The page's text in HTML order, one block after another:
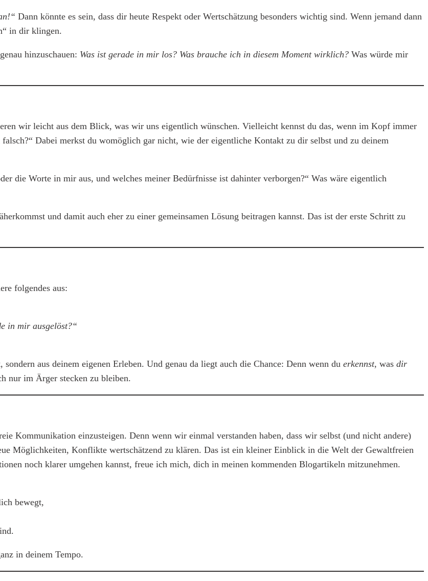
Dann könnte es sein, dass dir heute Respekt oder Wertschätzung besonders wichtig sind. Wenn jemand dann
in dir klingen.
hinzuschauen: Was ist gerade in mir los? Was brauche ich in diesem Moment wirklich? Was würde mir
wir leicht aus dem Blick, was wir uns eigentlich wünschen. Vielleicht kennst du das, wenn im Kopf immer
Dabei merkst du womöglich gar nicht, wie der eigentliche Kontakt zu dir selbst und zu deinem
die Worte in mir aus, und welches meiner Bedürfnisse ist dahinter verborgen?“ Was wäre eigentlich
und damit auch eher zu einer gemeinsamen Lösung beitragen kannst. Das ist der erste Schritt zu
folgendes aus:
in mir ausgelöst?“
aus deinem eigenen Erleben. Und genau da liegt auch die Chance: Denn wenn du erkennst, was dir
nur im Ärger stecken zu bleiben.
Kommunikation einzusteigen. Denn wenn wir einmal verstanden haben, dass wir selbst (und nicht andere)
Möglichkeiten, Konflikte wertschätzend zu klären. Das ist ein kleiner Einblick in die Welt der Gewaltfreien
noch klarer umgehen kannst, freue ich mich, dich in meinen kommenden Blogartikeln mitzunehmen.
bewegt,
in deinem Tempo.